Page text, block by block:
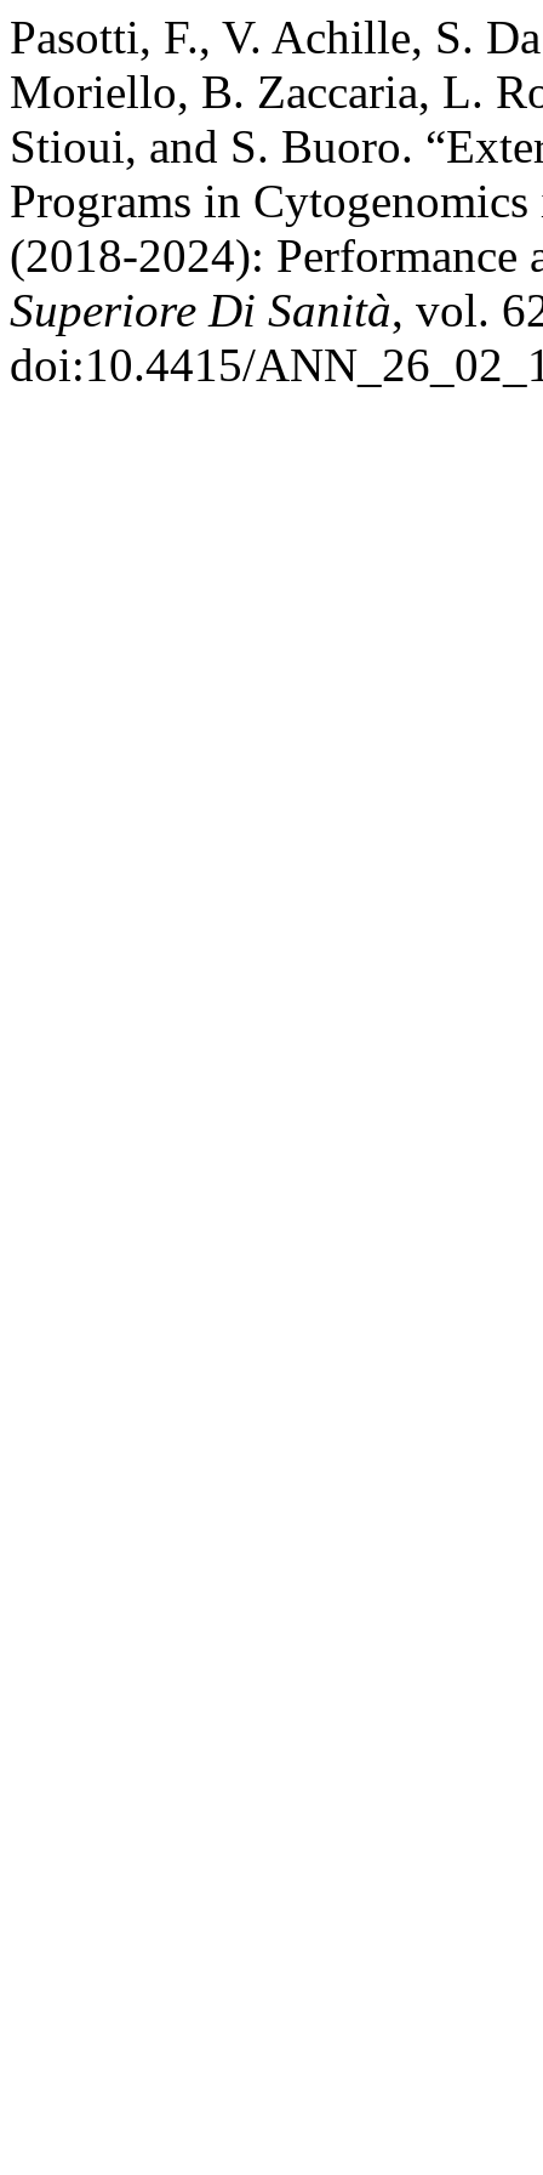
Pasotti, F., V. Achille, S.
Moriello, B. Zaccaria, L.
Stioui, and S. Buoro.
Programs in
(2018-2024): Performance
Superiore Di Sanità, vol.
doi:10.4415/